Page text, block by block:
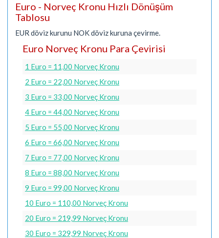
Euro - Norveç Kronu Hızlı Dönüşüm
Tablosu
EUR döviz kurunu NOK döviz kuruna çevirme.
Euro Norveç Kronu Para Çevirisi
1 Euro = 11,00 Norveç Kronu
2 Euro = 22,00 Norveç Kronu
3 Euro = 33,00 Norveç Kronu
4 Euro = 44,00 Norveç Kronu
5 Euro = 55,00 Norveç Kronu
6 Euro = 66,00 Norveç Kronu
7 Euro = 77,00 Norveç Kronu
8 Euro = 88,00 Norveç Kronu
9 Euro = 99,00 Norveç Kronu
10 Euro = 110,00 Norveç Kronu
20 Euro = 219,99 Norveç Kronu
30 Euro = 329,99 Norveç Kronu